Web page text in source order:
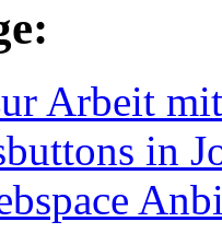
Arbeit
in